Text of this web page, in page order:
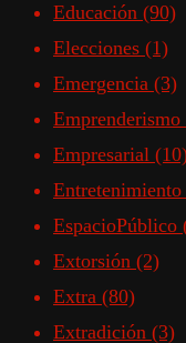
Educación (90)
Elecciones (1)
Emergencia (3)
Emprenderismo
Empresarial
Entretenimiento
EspacioPúblico
Extorsión (2)
Extra (80)
Extradición (3)